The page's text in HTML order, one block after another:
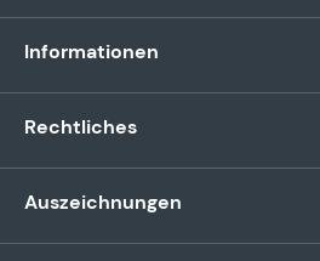
Informationen
Rechtliches
Auszeichnungen